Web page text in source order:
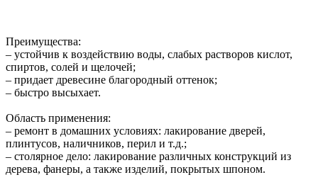
Преимущества:
– устойчив к воздействию воды, слабых растворов кислот,
спиртов, солей и щелочей;
– придает древесине благородный оттенок;
– быстро высыхает.
Область применения:
– ремонт в домашних условиях: лакирование дверей,
плинтусов, наличников, перил и т.д.;
– столярное дело: лакирование различных конструкций из
дерева, фанеры, а также изделий, покрытых шпоном.